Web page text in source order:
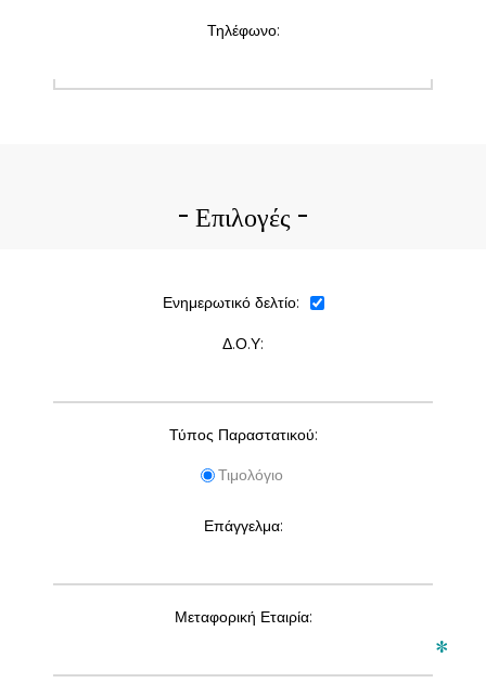
Τηλέφωνο:
Επιλογές
Ενημερωτικό δελτίο:
Δ.Ο.Υ:
Τύπος Παραστατικού:
Τιμολόγιο
Επάγγελμα:
Μεταφορική Εταιρία:
*